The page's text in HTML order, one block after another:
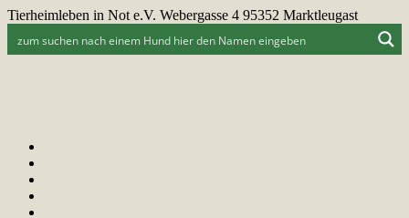
Tierheimleben in Not e.V. Webergasse 4 95352 Marktleugast